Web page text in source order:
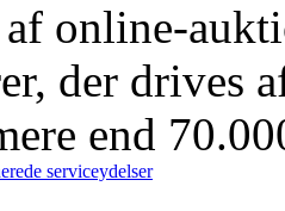
online-
der drives
end
serviceydelser